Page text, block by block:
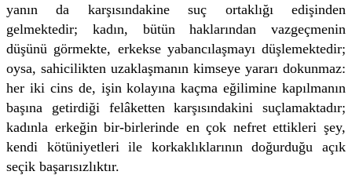
yanın da karşısındakine suç ortaklığı edişinden
gelmektedir; kadın, bütün haklarından vazgeçmenin
düşünü görmekte, erkekse yabancılaşmayı düşlemektedir;
oysa, sahicilikten uzaklaşmanın kimseye yararı dokunmaz:
her iki cins de, işin kolayına kaçma eğilimine kapılmanın
başına getirdiği felâketten karşısındakini suçlamaktadır;
kadınla erkeğin bir-birlerinde en çok nefret ettikleri şey,
kendi kötüniyetleri ile korkaklıklarının doğurduğu açık
seçik başarısızlıktır.